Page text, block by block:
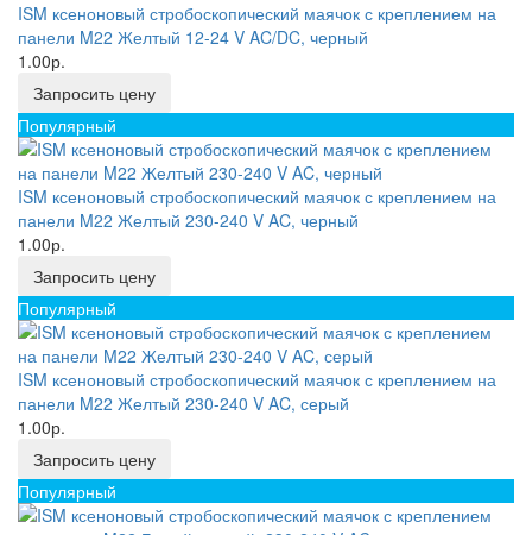
ISM ксеноновый стробоскопический маячок с креплением на
панели M22 Желтый 12-24 V AC/DC, черный
1.00р.
Запросить цену
Популярный
ISM ксеноновый стробоскопический маячок с креплением на
панели M22 Желтый 230-240 V AC, черный
1.00р.
Запросить цену
Популярный
ISM ксеноновый стробоскопический маячок с креплением на
панели M22 Желтый 230-240 V AC, серый
1.00р.
Запросить цену
Популярный